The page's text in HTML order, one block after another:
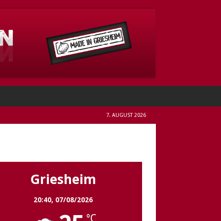
7. AUGUST 2026
Griesheim
20:40, 07/08/2026
°C